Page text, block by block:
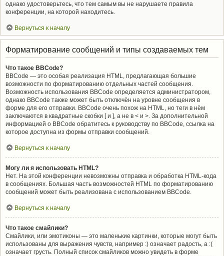
однако удостоверьтесь, что тем самым вы не нарушаете правила
конференции, на которой находитесь.
Вернуться к началу
Форматирование сообщений и типы создаваемых тем
Что такое BBCode?
BBCode — это особая реализация HTML, предлагающая большие
возможности по форматированию отдельных частей сообщения.
Возможность использования BBCode определяется администратором,
однако BBCode также может быть отключён на уровне сообщения в
форме для его отправки. BBCode очень похож на HTML, но теги в нём
заключаются в квадратные скобки [ и ], а не в < и >. За дополнительной
информацией о BBCode обратитесь к руководству по BBCode, ссылка на
которое доступна из формы отправки сообщений.
Вернуться к началу
Могу ли я использовать HTML?
Нет. На этой конференции невозможны отправка и обработка HTML-кода
в сообщениях. Большая часть возможностей HTML по форматированию
сообщений может быть реализована с использованием BBCode.
Вернуться к началу
Что такое смайлики?
Смайлики, или эмотиконы — это маленькие картинки, которые могут быть
использованы для выражения чувств, например :) означает радость, а :(
означает грусть. Полный список смайликов можно увидеть в форме